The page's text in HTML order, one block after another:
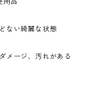
ない綺麗な状態
メージ、汚れがある